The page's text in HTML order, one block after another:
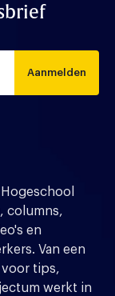
Aanmelden
columns,
en
Van een
voor tips,
werkt in